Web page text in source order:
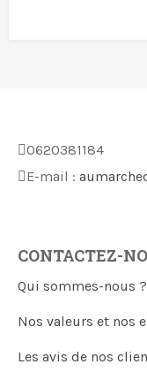
0620381184
E-mail :
CONTACTEZ-
Qui sommes-nous ?
Nos valeurs et nos
Les avis de nos